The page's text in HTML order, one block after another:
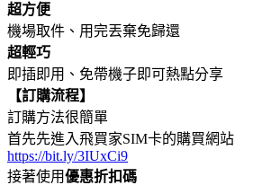
超方便
機場取件、用完丟棄免歸還
超輕巧
即插即用、免帶機子即可熱點分享
【訂購流程】
訂購方法很簡單
首先先進入飛買家SIM卡的購買網站
https://bit.ly/3IUxCi9
接著使用優惠折扣碼